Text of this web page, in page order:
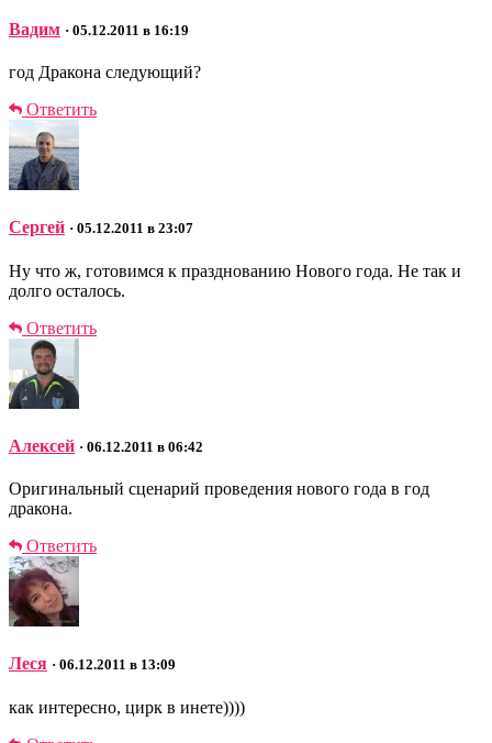
Вадим · 05.12.2011 в 16:19
год Дракона следующий?
Ответить
Сергей · 05.12.2011 в 23:07
Ну что ж, готовимся к празднованию Нового года. Не так и
долго осталось.
Ответить
Алексей · 06.12.2011 в 06:42
Оригинальный сценарий проведения нового года в год
дракона.
Ответить
Леся · 06.12.2011 в 13:09
как интересно, цирк в инете))))